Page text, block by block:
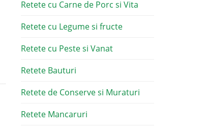
Retete cu Carne de Porc si Vita
Retete cu Legume si fructe
Retete cu Peste si Vanat
Retete Bauturi
Retete de Conserve si Muraturi
Retete Mancaruri